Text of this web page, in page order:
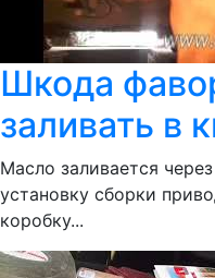
Шкода
заливать в
Масло заливается
установку сборки
коробку...